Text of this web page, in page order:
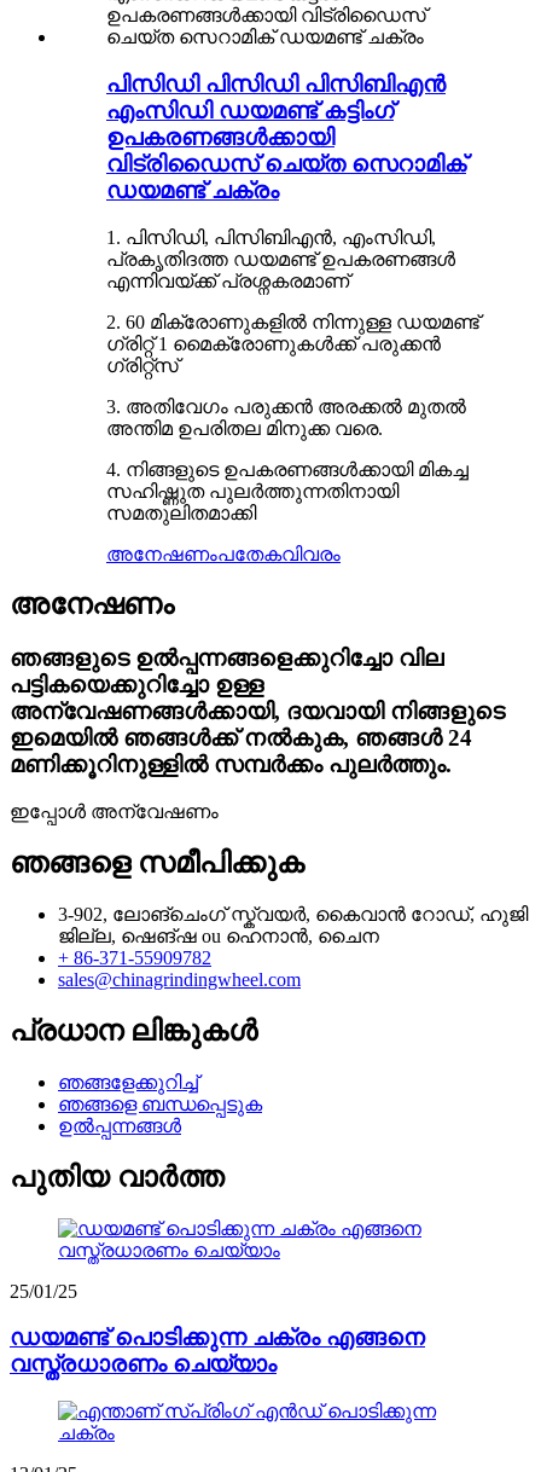
പിസിഡി പിസിഡി പിസിബിഎൻ
എംസിഡി ഡയമണ്ട് കട്ടിംഗ്
ഉപകരണങ്ങൾക്കായി
വിട്രിഡൈസ് ചെയ്ത സെറാമിക്
ഡയമണ്ട് ചക്രം
1. പിസിഡി, പിസിബിഎൻ, എംസിഡി,
പ്രകൃതിദത്ത ഡയമണ്ട് ഉപകരണങ്ങൾ
എന്നിവയ്ക്ക് പ്രശ്നകരമാണ്
2. 60 മിക്രോണുകളിൽ നിന്നുള്ള ഡയമണ്ട്
ഗ്രിറ്റ് 1 മൈക്രോണുകൾക്ക് പരുക്കൻ
ഗ്രിറ്റ്സ്
3. അതിവേഗം പരുക്കൻ അരക്കൽ മുതൽ
അന്തിമ ഉപരിതല മിനുക്ക വരെ.
4. നിങ്ങളുടെ ഉപകരണങ്ങൾക്കായി മികച്ച
സഹിഷ്ണുത പുലർത്തുന്നതിനായി
സമതുലിതമാക്കി
അനേഷണംപതേകവിവരം
അനേഷണം
ഞങ്ങളുടെ ഉൽപ്പന്നങ്ങളെക്കുറിച്ചോ വില
പട്ടികയെക്കുറിച്ചോ ഉള്ള
അന്വേഷണങ്ങൾക്കായി, ദയവായി നിങ്ങളുടെ
ഇമെയിൽ ഞങ്ങൾക്ക് നൽകുക, ഞങ്ങൾ 24
മണിക്കൂറിനുള്ളിൽ സമ്പർക്കം പുലർത്തും.
ഇപ്പോൾ അന്വേഷണം
ഞങ്ങളെ സമീപിക്കുക
3-902, ലോങ്ചെംഗ് സ്ക്വയർ, കൈവാൻ റോഡ്, ഹുജി
ജില്ല, ഷെങ്ഷ ou ഹെനാൻ, ചൈന
+ 86-371-55909782
sales@chinagrindingwheel.com
പ്രധാന ലിങ്കുകൾ
ഞങ്ങളേക്കുറിച്ച്
ഞങ്ങളെ ബന്ധപ്പെടുക
ഉൽപ്പന്നങ്ങൾ
പുതിയ വാർത്ത
25/01/25
ഡയമണ്ട് പൊടിക്കുന്ന ചക്രം എങ്ങനെ
വസ്ത്രധാരണം ചെയ്യാം